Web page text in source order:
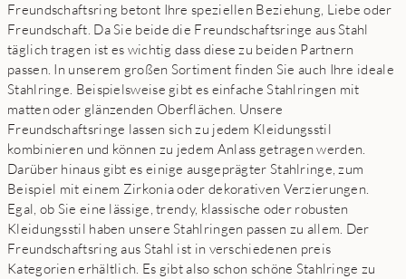
Freundschaftsring betont Ihre speziellen Beziehung, Liebe oder
Freundschaft. Da Sie beide die Freundschaftsringe aus Stahl
täglich tragen ist es wichtig dass diese zu beiden Partnern
passen. In unserem großen Sortiment finden Sie auch Ihre ideale
Stahlringe. Beispielsweise gibt es einfache Stahlringen mit
matten oder glänzenden Oberflächen. Unsere
Freundschaftsringe lassen sich zu jedem Kleidungsstil
kombinieren und können zu jedem Anlass getragen werden.
Darüber hinaus gibt es einige ausgeprägter Stahlringe, zum
Beispiel mit einem Zirkonia oder dekorativen Verzierungen.
Egal, ob Sie eine lässige, trendy, klassische oder robusten
Kleidungsstil haben unsere Stahlringen passen zu allem. Der
Freundschaftsring aus Stahl ist in verschiedenen preis
Kategorien erhältlich. Es gibt also schon schöne Stahlringe zu